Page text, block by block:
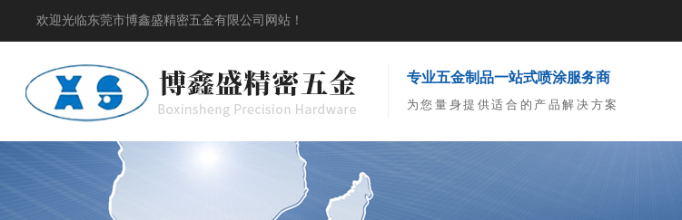
欢迎光临东莞市博鑫盛精密五金有限公司网站！
专业五金制品一站式喷涂服务商
为您量身提供适合的产品解决方案